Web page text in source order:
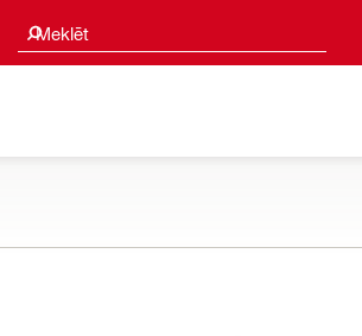
Meklēt
Meklēšanas ieteikumi